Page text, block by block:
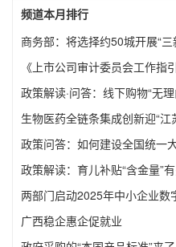
频道本月排行
商务部：将选择约50城开展“
《上市公司审计委员会工作指
政策解读·问答：线下购物“无
生物医药全链条集成创新迎“江
政策问答：如何建设全国统一
政策解读：育儿补贴“含金量”
两部门启动2025年中小企业数
广西稳企惠企促就业